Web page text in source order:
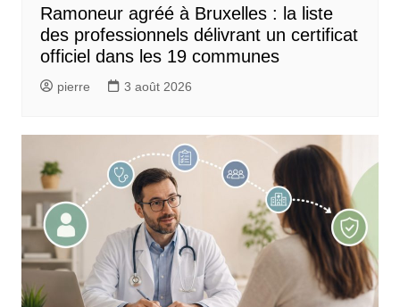
Ramoneur agréé à Bruxelles : la liste
des professionnels délivrant un certificat
officiel dans les 19 communes
pierre 3 août 2026